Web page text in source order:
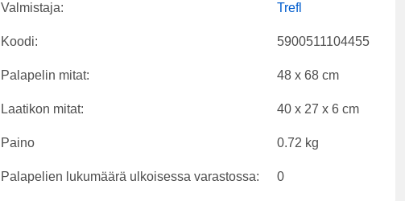
Valmistaja: Trefl
Koodi: 5900511104455
Palapelin mitat: 48 x 68 cm
Laatikon mitat: 40 x 27 x 6 cm
Paino 0.72 kg
Palapelien lukumäärä ulkoisessa varastossa: 0